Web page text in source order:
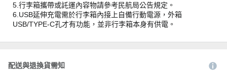
5.行李箱攜帶或託運內容物請參考民航局公告規定。
6.USB延伸充電需於行李箱內接上自備行動電源，外箱
USB/TYPE-C孔才有功能，並非行李箱本身有供電。
配送與退換貨需知